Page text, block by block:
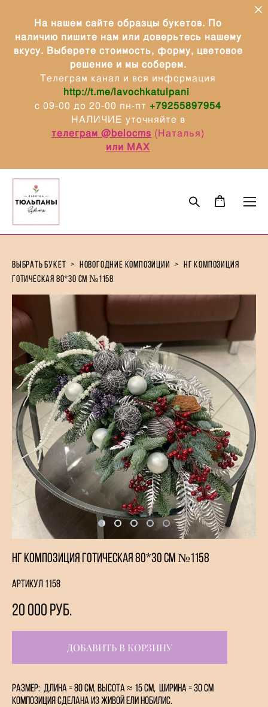
На нашем сайте образцы букетов. По
наличию пишите нам или доверьтесь нашему
вкусу. Выберете стоимость, форму, цветовое
решение и мы соберем.
Телеграм канал и вся информация
http://t.me/lavochkatulpani
с 09-00 до 20-00 пн-пт +79255897954
НАЛИЧИЕ уточняйте в
телеграм @belocms (Наталья)
или МАХ
выбрать букет > новогодние композиции > нг композиция
готическая 80*30 см №1158
НГ композиция Готическая 80*30 см №1158
Артикул 1158
20 000 pуб.
ДОБАВИТЬ В КОРЗИНУ
Размер: Длина = 80 см, высота ≈ 15 см, ширина = 30 см
композиция сделана из живой ели Нобилис.